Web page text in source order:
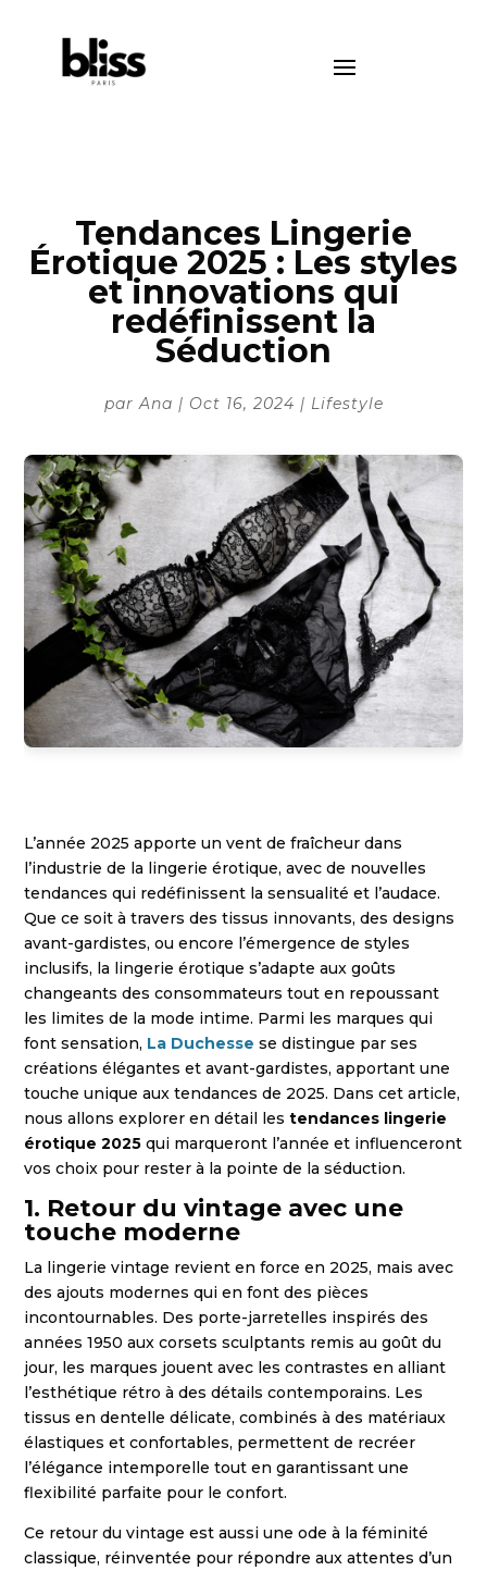
Tendances Lingerie
Érotique 2025 : Les styles
et innovations qui
redéfinissent la
Séduction
parAna | Oct 16, 2024 | Lifestyle
L’année 2025 apporte un vent de fraîcheur dans
l’industrie de la lingerie érotique, avec de nouvelles
tendances qui redéfinissent la sensualité et l’audace.
Que ce soit à travers des tissus innovants, des designs
avant-gardistes, ou encore l’émergence de styles
inclusifs, la lingerie érotique s’adapte aux goûts
changeants des consommateurs tout en repoussant
les limites de la mode intime. Parmi les marques qui
font sensation, La Duchesse se distingue par ses
créations élégantes et avant-gardistes, apportant une
touche unique aux tendances de 2025. Dans cet article,
nous allons explorer en détail lestendances lingerie
érotique 2025 qui marqueront l’année et influenceront
vos choix pour rester à la pointe de la séduction.
1. Retour du vintage avec une
touche moderne
La lingerie vintage revient en force en 2025, mais avec
des ajouts modernes qui en font des pièces
incontournables. Des porte-jarretelles inspirés des
années 1950 aux corsets sculptants remis au goût du
jour, les marques jouent avec les contrastes en alliant
l’esthétique rétro à des détails contemporains. Les
tissus en dentelle délicate, combinés à des matériaux
élastiques et confortables, permettent de recréer
l’élégance intemporelle tout en garantissant une
flexibilité parfaite pour le confort.
Ce retour du vintage est aussi une ode à la féminité
classique, réinventée pour répondre aux attentes d’un